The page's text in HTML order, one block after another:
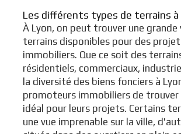
Les différents types de terrains à
À Lyon, on peut trouver une grande
terrains disponibles pour des
immobiliers. Que ce soit des
résidentiels, commerciaux,
la diversité des biens fonciers à
promoteurs immobiliers de trouver
idéal pour leurs projets. Certains
une vue imprenable sur la ville,